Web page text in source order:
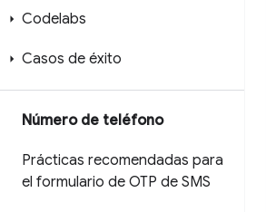
Codelabs
Casos de éxito
Número de teléfono
Prácticas recomendadas para
el formulario de OTP de SMS